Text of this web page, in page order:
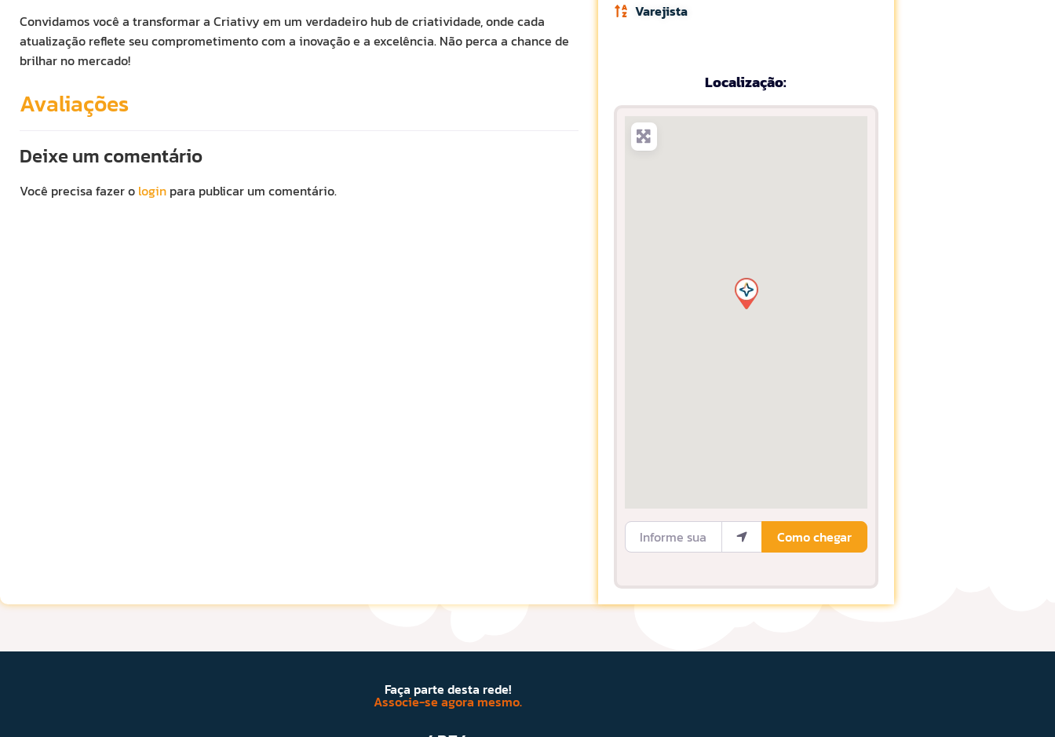
Convidamos você a transformar a Criativy em um verdadeiro hub de criatividade, onde cada
atualização reflete seu comprometimento com a inovação e a excelência. Não perca a chance de
brilhar no mercado!
Avaliações
Deixe um comentário
Você precisa fazer o login para publicar um comentário.
Varejista
Localização:
Informe sua Localização
Como chegar
Faça parte desta rede!
Associe-se agora mesmo.